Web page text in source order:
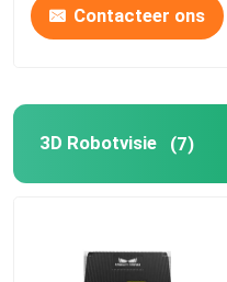
3D Robotvisie
Contacteer ons
3D Robotvisie (7)